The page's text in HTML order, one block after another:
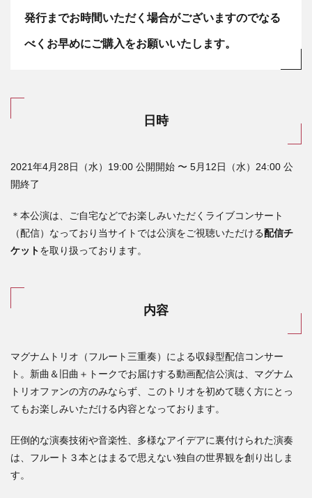
発行までお時間いただく場合がございますのでなる
べくお早めにご購入をお願いいたします。
日時
2021年4月28日（水）19:00 公開開始 〜 5月12日（水）24:00 公
開終了
＊本公演は、ご自宅などでお楽しみいただくライブコンサート
（配信）なっており当サイトでは公演をご視聴いただける配信チ
ケットを取り扱っております。
内容
マグナムトリオ（フルート三重奏）による収録型配信コンサー
ト。新曲＆旧曲＋トークでお届けする動画配信公演は、マグナム
トリオファンの方のみならず、このトリオを初めて聴く方にとっ
てもお楽しみいただける内容となっております。
圧倒的な演奏技術や音楽性、多様なアイデアに裏付けられた演奏
は、フルート３本とはまるで思えない独自の世界観を創り出しま
す。